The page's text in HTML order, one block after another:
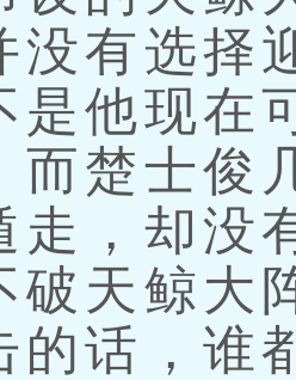
没有选择
是他现在
而楚士俊
走，却没
破天鲸大
的话，谁